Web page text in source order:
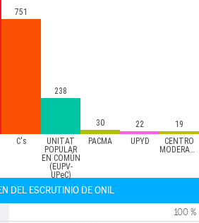
C's
UNITAT
POPULAR
EN COMÚN
(EUPV-
UPeC)
PACMA UPYD
CENTRO
MODERADO
751
238
30 22 19
DEL ESCRUTINIO DE ONIL
100 %